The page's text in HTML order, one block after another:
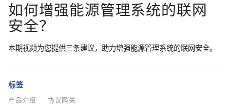
如何增强能源管理系统的联网
安全？
本期视频为您提供三条建议，助力增强能源管理系统的联网安全。
标签
产品介绍 协议网关